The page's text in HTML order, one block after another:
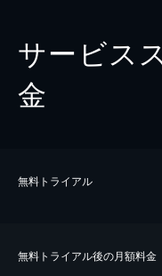
サービス
金
無料トライアル
無料トライアル後の⽉額料金